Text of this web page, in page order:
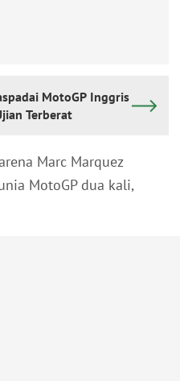
MotoGP Inggris
Terberat
Marc Marquez
MotoGP dua kali,